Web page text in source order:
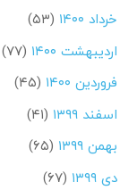
خرداد ۱۴۰۰
(۵۳)
اردیبهشت ۱۴۰۰
(۷۷)
فروردین ۱۴۰۰
(۴۵)
اسفند ۱۳۹۹
(۴۱)
بهمن ۱۳۹۹
(۶۵)
دی ۱۳۹۹
(۶۷)